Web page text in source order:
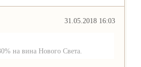
31.05.2018 16:03
на вина Нового Света.